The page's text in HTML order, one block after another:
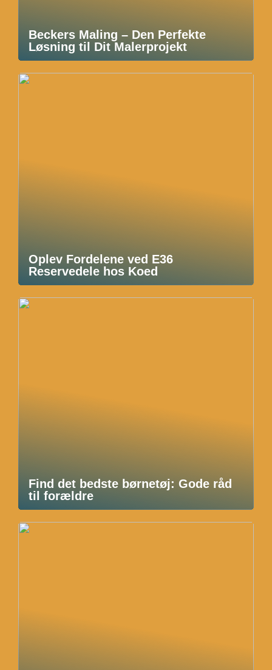
Beckers Maling – Den Perfekte
Løsning til Dit Malerprojekt
Oplev Fordelene ved E36
Reservedele hos Koed
Find det bedste børnetøj: Gode råd
til forældre